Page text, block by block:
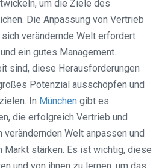
um die Ziele des
Die Anpassung von Vertrieb
verändernde Welt erfordert
ein gutes Management.
sind, diese Herausforderungen
Potenzial ausschöpfen und
In München gibt es
die erfolgreich Vertrieb und
Welt anpassen und
Markt stärken. Es ist wichtig, diese